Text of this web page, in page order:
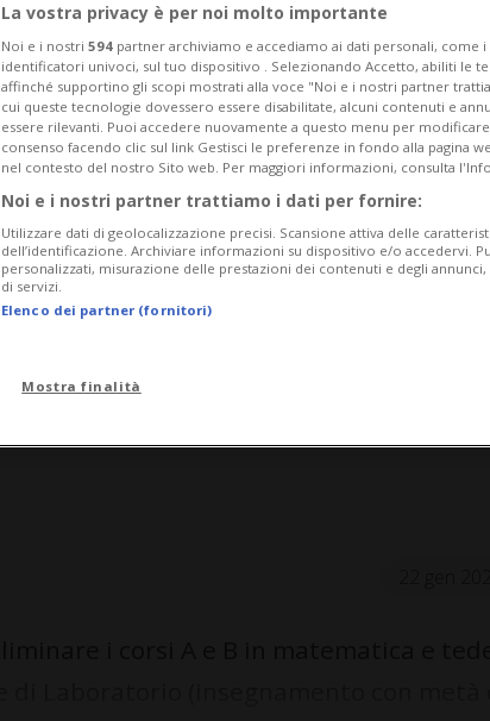
La vostra privacy è per noi molto importante
Noi e i nostri 594 partner archiviamo e accediamo ai dati personali, come i
identificatori univoci, sul tuo dispositivo . Selezionando Accetto, abiliti le
affinché supportino gli scopi mostrati alla voce "Noi e i nostri partner
cui queste tecnologie dovessero essere disabilitate, alcuni contenuti e
essere rilevanti. Puoi accedere nuovamente a questo menu per
consenso facendo clic sul link Gestisci le preferenze in fondo alla pagina
nel contesto del nostro Sito web. Per maggiori informazioni, consulta
Noi e i nostri partner trattiamo i dati per fornire:
Utilizzare dati di geolocalizzazione precisi. Scansione attiva delle
dell’identificazione. Archiviare informazioni su dispositivo e/o accedervi.
personalizzati, misurazione delle prestazioni dei contenuti e degli
di servizi.
Elenco dei partner (fornitori)
Mostra finalità